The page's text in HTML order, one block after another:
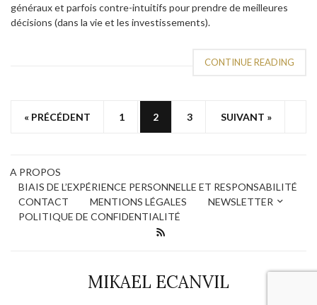
généraux et parfois contre-intuitifs pour prendre de meilleures
décisions (dans la vie et les investissements).
CONTINUE READING
« PRÉCÉDENT 1 2 3 SUIVANT »
A PROPOS
BIAIS DE L’EXPÉRIENCE PERSONNELLE ET RESPONSABILITÉ
CONTACT
MENTIONS LÉGALES
NEWSLETTER
POLITIQUE DE CONFIDENTIALITÉ
MIKAEL ECANVIL